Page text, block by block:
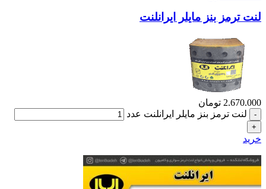
لنت ترمز بنز مایلر ایرانلنت
2.670.000 تومان
لنت ترمز بنز مایلر ایرانلنت عدد
خرید